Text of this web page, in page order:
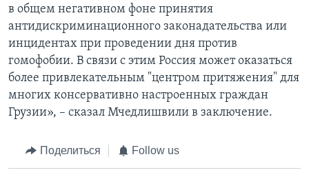
в общем негативном фоне принятия
антидискриминационного законадательства или
инцидентах при проведении дня против
гомофобии. В связи с этим Россия может оказаться
более привлекательным "центром притяжения" для
многих консервативно настроенных граждан
Грузии», – сказал Мчедлишвили в заключение.
Поделиться Follow us